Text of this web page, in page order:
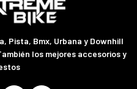
Pista, Bmx, Urbana y Downhill
los mejores accesorios y